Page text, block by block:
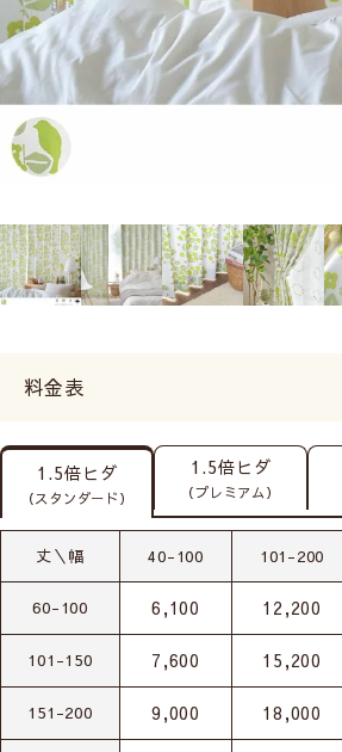
料金表
1.5倍ヒダ
（スタンダード）
1.5倍ヒダ
（プレミアム）
丈＼幅 40-100 101-200
60-100 6,100 12,200
101-150 7,600 15,200
151-200 9,000 18,000